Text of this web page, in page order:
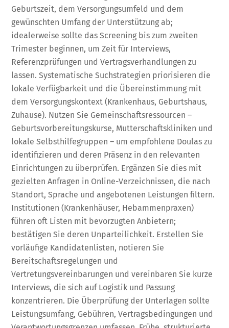
Geburtszeit, dem Versorgungsumfeld und dem
gewünschten Umfang der Unterstützung ab;
idealerweise sollte das Screening bis zum zweiten
Trimester beginnen, um Zeit für Interviews,
Referenzprüfungen und Vertragsverhandlungen zu
lassen. Systematische Suchstrategien priorisieren die
lokale Verfügbarkeit und die Übereinstimmung mit
dem Versorgungskontext (Krankenhaus, Geburtshaus,
Zuhause). Nutzen Sie Gemeinschaftsressourcen –
Geburtsvorbereitungskurse, Mutterschaftskliniken und
lokale Selbsthilfegruppen – um empfohlene Doulas zu
identifizieren und deren Präsenz in den relevanten
Einrichtungen zu überprüfen. Ergänzen Sie dies mit
gezielten Anfragen in Online-Verzeichnissen, die nach
Standort, Sprache und angebotenen Leistungen filtern.
Institutionen (Krankenhäuser, Hebammenpraxen)
führen oft Listen mit bevorzugten Anbietern;
bestätigen Sie deren Unparteilichkeit. Erstellen Sie
vorläufige Kandidatenlisten, notieren Sie
Bereitschaftsregelungen und
Vertretungsvereinbarungen und vereinbaren Sie kurze
Interviews, die sich auf Logistik und Passung
konzentrieren. Die Überprüfung der Unterlagen sollte
Leistungsumfang, Gebühren, Vertragsbedingungen und